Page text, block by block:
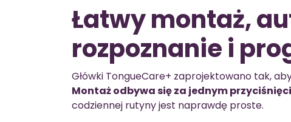
Łatwy montaż,
rozpoznanie i
Główki TongueCare+ zaprojektowano tak,
Montaż odbywa się za jednym
codziennej rutyny jest naprawdę proste.